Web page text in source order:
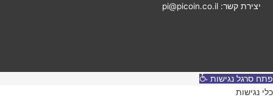
יצירת קשר: pi@picoin.co.il
פתח סרגל נגישות
כלי נגישות